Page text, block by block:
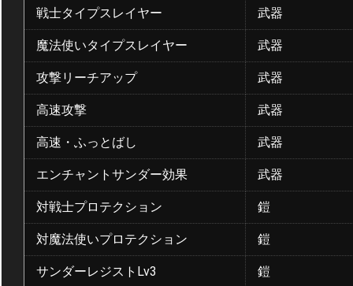
戦士タイプスレイヤー 武器
魔法使いタイプスレイヤー 武器
攻撃リーチアップ 武器
高速攻撃 武器
高速・ふっとばし 武器
エンチャントサンダー効果 武器
対戦士プロテクション 鎧
対魔法使いプロテクション 鎧
サンダーレジストLv3 鎧